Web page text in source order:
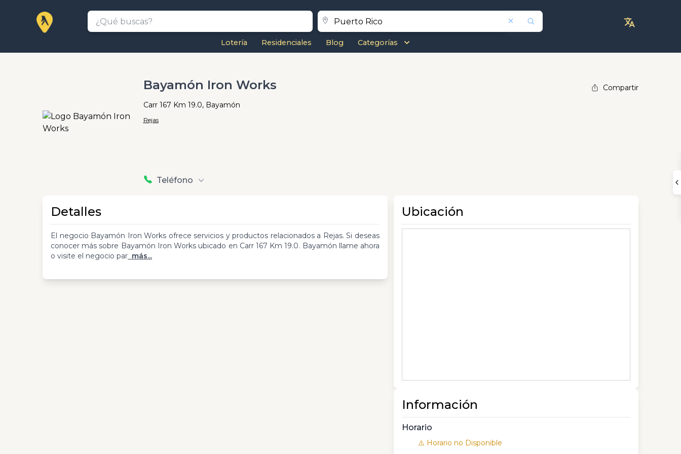
Lotería Residenciales Blog Categorías
Bayamón Iron Works
Carr 167 Km 19.0, Bayamón
Rejas
Teléfono
Compartir
Detalles
El negocio Bayamón Iron Works ofrece servicios y productos relacionados a Rejas. Si deseas
conocer más sobre Bayamón Iron Works ubicado en Carr 167 Km 19.0. Bayamón llame ahora
o visite el negocio par más...
Ubicación
Información
Horario
⚠️ Horario no Disponible